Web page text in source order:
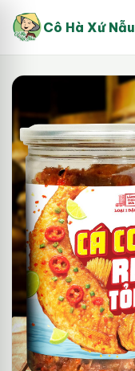
Cô Hà Xứ Nẫu